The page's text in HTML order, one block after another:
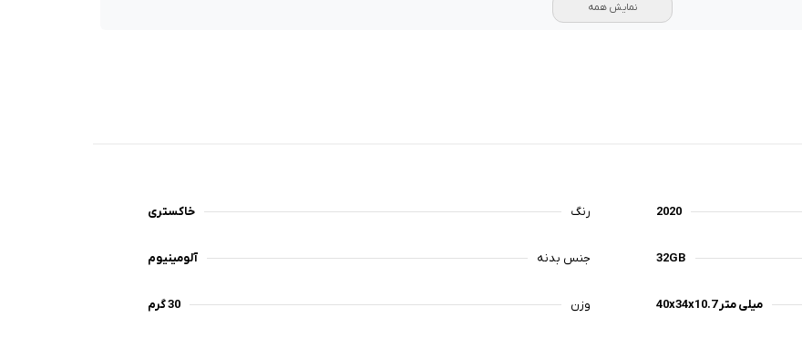
نمایش همه
2020 رنگ‌ خاکستری
32GB جنس بدنه آلومینیوم
40x34x10.7 میلی متر وزن 30 گرم